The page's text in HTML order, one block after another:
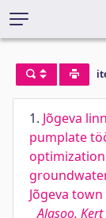
1. Jõgeva
pumplate
Jõgeva town
Alasoo, Kert